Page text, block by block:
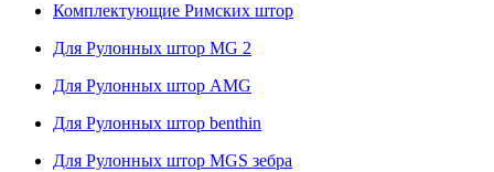
Комплектующие Римских штор
Для Рулонных штор MG 2
Для Рулонных штор AMG
Для Рулонных штор benthin
Для Рулонных штор MGS зебра